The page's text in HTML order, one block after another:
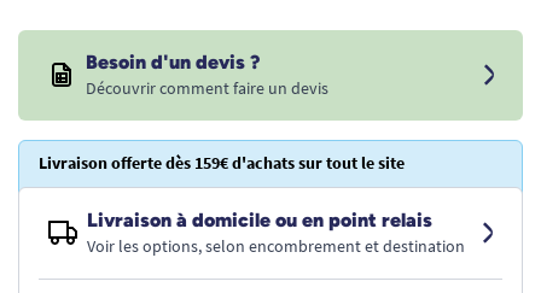
Besoin d'un devis ?
Découvrir comment faire un devis
Livraison offerte dès 159€ d'achats sur tout le site
Livraison à domicile ou en point relais
Voir les options, selon encombrement et destination